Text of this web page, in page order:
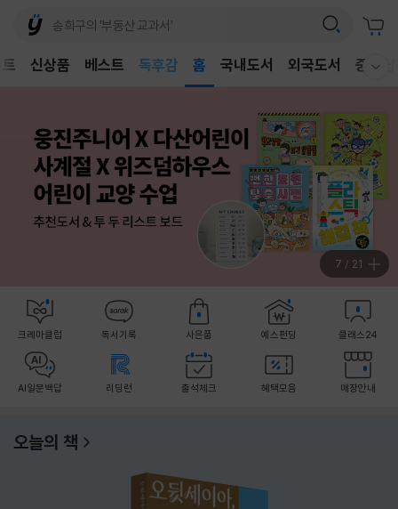
신상품 베스트
독후감
홈 국내도서 외국도서 중고샵
8 / 21
크레마클럽 독서기록 사은품 예스펀딩 클래스24
AI일문백답 리딩런 출석체크 혜택모음 매장안내
오늘의 책